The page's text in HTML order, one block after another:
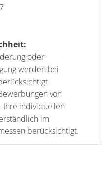
oder
werden bei
von
Ihre individuellen
im
berücksichtigt.